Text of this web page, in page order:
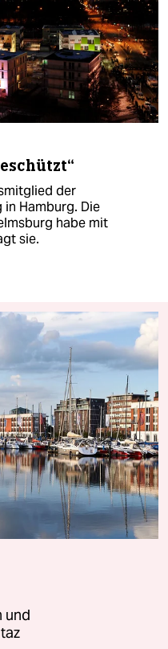
der
Hamburg. Die
habe mit
sie.
und